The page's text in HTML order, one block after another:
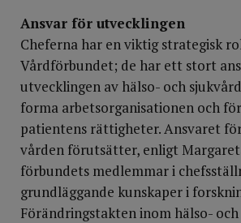
Ansvar för utvecklingen
Cheferna har en viktig strategisk
Vårdförbundet; de har ett stort
utvecklingen av hälso- och
forma arbetsorganisationen och
patientens rättigheter. Ansvaret
vården förutsätter, enligt
förbundets medlemmar i
grundläggande kunskaper i
Förändringstakten inom hälso-